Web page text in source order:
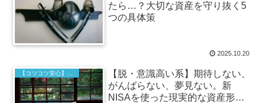
たら…？大切な資産を守り抜く5
つの具体策
2025.10.20
【脱・意識高い系】期待しない、
がんばらない、夢見ない。新
NISAを使った現実的な資産形成